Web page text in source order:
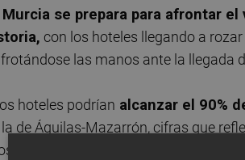
Murcia se prepara para afrontar
con los hoteles llegando a
las manos ante la llegada
hoteles podrían alcanzar el 90%
la de Águilas-Mazarrón, cifras que
al turismo de sol y playa en el